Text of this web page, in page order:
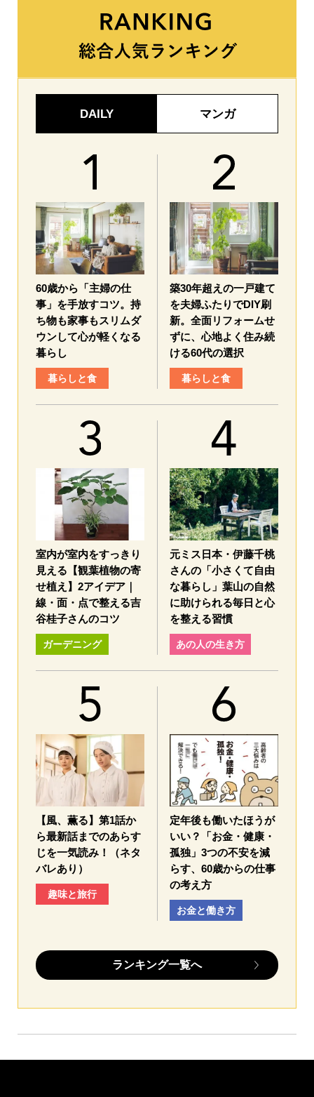
DAILY マンガ
60歳から「主婦の仕
事」を手放すコツ。持
ち物も家事もスリムダ
ウンして心が軽くなる
暮らし
暮らしと食
築30年超えの一戸建て
を夫婦ふたりでDIY刷
新。全面リフォームせ
ずに、心地よく住み続
ける60代の選択
暮らしと食
室内が室内をすっきり
見える【観葉植物の寄
せ植え】2アイデア｜
線・面・点で整える吉
谷桂子さんのコツ
ガーデニング
元ミス日本・伊藤千桃
さんの「小さくて自由
な暮らし」葉山の自然
に助けられる毎日と心
を整える習慣
あの人の生き方
【風、薫る】第1話か
ら最新話までのあらす
じを一気読み！（ネタ
バレあり）
趣味と旅行
定年後も働いたほうが
いい？「お金・健康・
孤独」3つの不安を減
らす、60歳からの仕事
の考え方
お金と働き方
ランキング一覧へ